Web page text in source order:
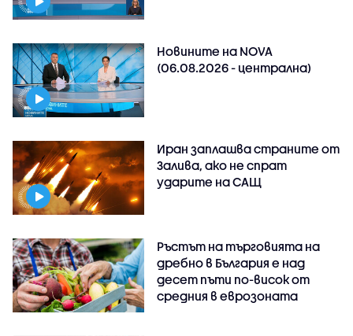
Новините на NOVA
(06.08.2026 - централна)
Иран заплашва страните от
Залива, ако не спрат
ударите на САЩ
Ръстът на търговията на
дребно в България е над
десет пъти по-висок от
средния в еврозоната